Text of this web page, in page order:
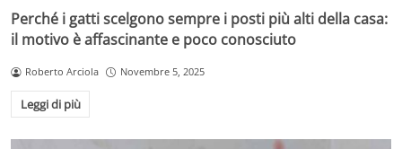
Perché i gatti scelgono sempre i posti più alti della casa:
il motivo è affascinante e poco conosciuto
Roberto Arciola Novembre 5, 2025
Leggi di più